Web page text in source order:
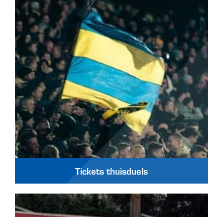
Tickets thuisduels